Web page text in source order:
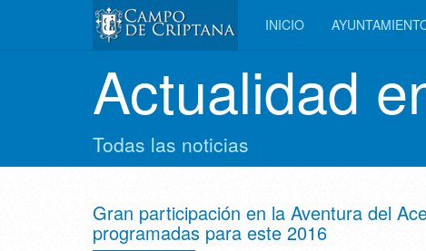
INICIO
Actualidad
Todas las noticias
Gran participación en la Aventura del
programadas para este 2016